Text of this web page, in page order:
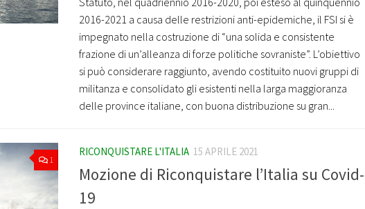
2016-2021 a causa delle restrizioni anti-epidemiche, il FSI si è
impegnato nella costruzione di “una solida e consistente
frazione di un’alleanza di forze politiche sovraniste”. L’obiettivo
si può considerare raggiunto, avendo costituito nuovi gruppi di
militanza e consolidato gli esistenti nella larga maggioranza
delle province italiane, con buona distribuzione su gran...
1
RICONQUISTARE L'ITALIA 15 APRILE 2021
Mozione di Riconquistare l’Italia su Covid-
19